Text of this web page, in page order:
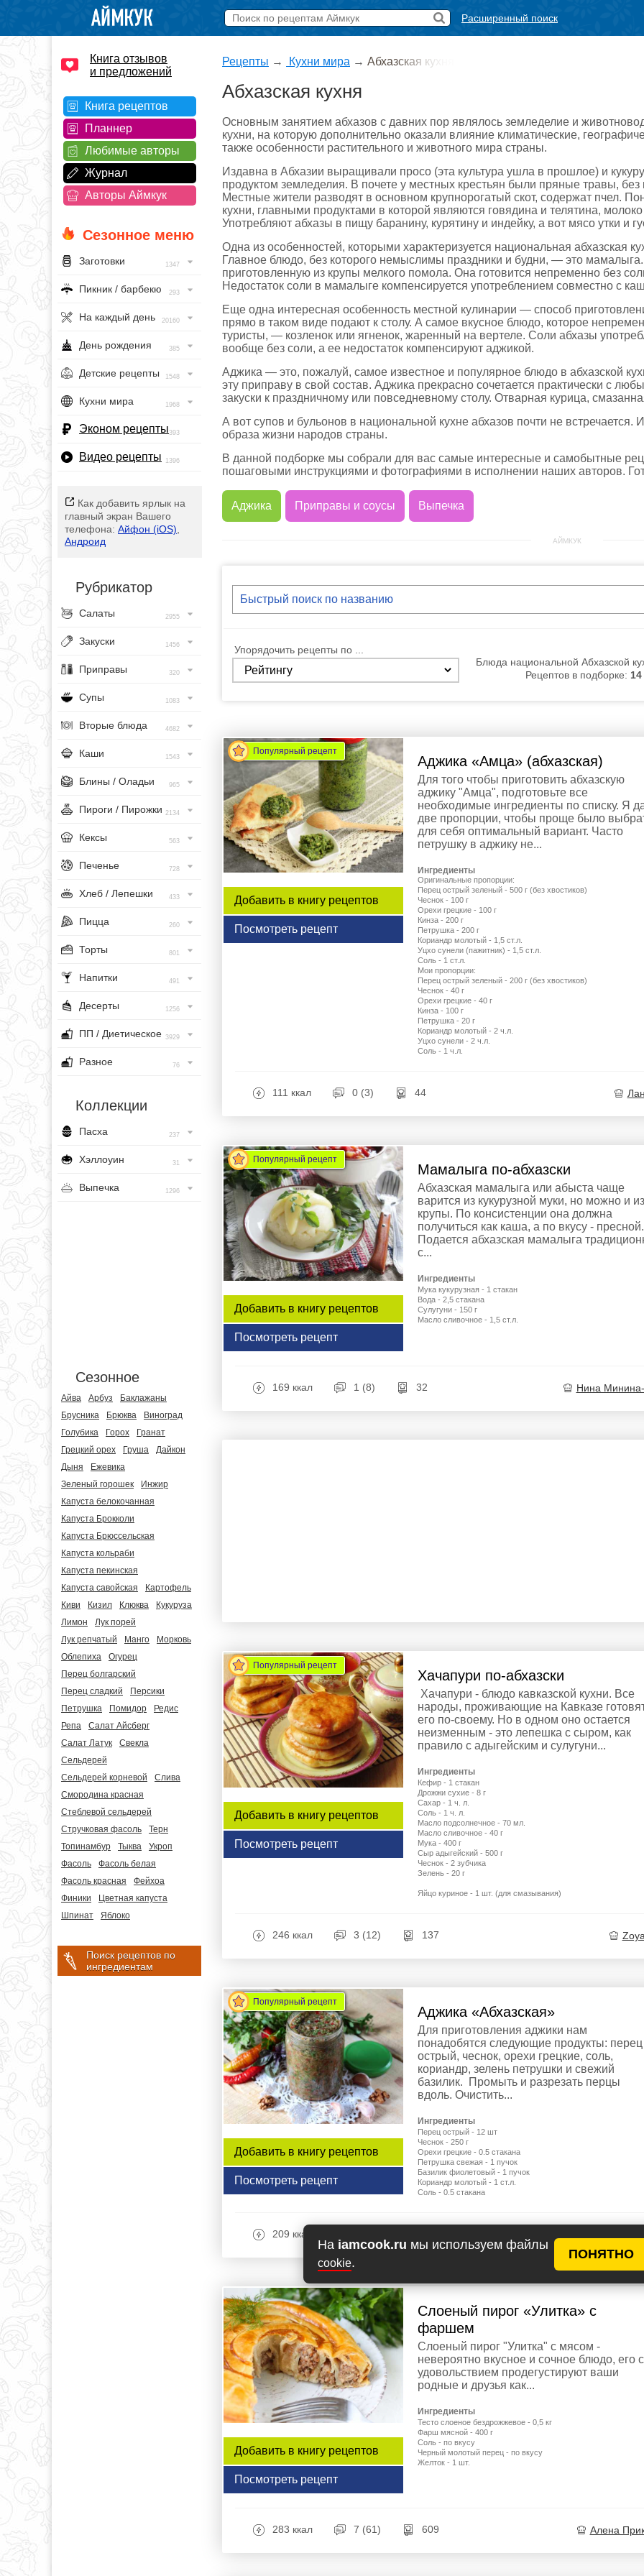
На iamcook.ru мы используем файлы
cookie.
ПОНЯТНО
Расширенный поиск
Книга отзывов
и предложений
Книга рецептов
Планнер
Любимые авторы
Журнал
Авторы Аймкук
Сезонное меню
Заготовки 1347
Пикник / барбекю 293
На каждый день 20160
День рождения 385
Детские рецепты 1548
Кухни мира 1968
Эконом рецепты393
Видео рецепты 1396
Как добавить ярлык на
главный экран Вашего
телефона: Айфон (iOS)
Андроид
Рубрикатор
Салаты 2955
Закуски 1456
Приправы 320
Супы 1083
Вторые блюда 4682
Каши 1543
Блины / Оладьи 965
Пироги / Пирожки 2134
Кексы 563
Печенье 728
Хлеб / Лепешки 433
Пицца 260
Торты 801
Напитки 491
Десерты 1256
ПП / Диетическое 3929
Разное 76
Коллекции
Пасха 237
Хэллоуин 31
Выпечка 1296
Сезонное
Айва Арбуз
Баклажаны
Брусника
Брюква
Виноград
Голубика
Горох
Гранат
Грецкий орех
Груша
Дайкон
Дыня
Ежевика
Зеленый горошек
Инжир
Капуста белокочанная
Капуста Брокколи
Капуста Брюссельская
Капуста кольраби
Капуста пекинская
Капуста савойская
Картофель
Киви
Кизил Клюква
Кукуруза
Лимон
Лук порей
Лук репчатый
Манго
Морковь
Облепиха
Огурец
Перец болгарский
Перец сладкий
Персики
Петрушка
Помидор
Редис
Репа
Салат Айсберг
Салат Латук
Свекла
Сельдерей
Сельдерей корневой
Слива
Смородина красная
Стеблевой сельдерей
Стручковая фасоль
Терн
Топинамбур
Тыква
Укроп
Фасоль
Фасоль белая
Фасоль красная
Фейхоа
Финики
Цветная капуста
Шпинат
Яблоко
Поиск рецептов по
ингредиентам
Рецепты → Кухни мира → Абхазская кухня
Абхазская кухня
Основным занятием абхазов с давних пор являлось земледелие и
кухни, на которую дополнительно оказали влияние климатические,
также особенности растительного и животного мира страны.
Издавна в Абхазии выращивали просо (эта культура ушла в прошлое) и
продуктом земледелия. В почете у местных крестьян были пряные травы, без
Местные жители разводят в основном крупнорогатый скот, содержат пчел.
кухни, главными продуктами в которой являются говядина и телятина,
Употребляют абхазы в пищу баранину, курятину и индейку, а вот мясо утки и
Одна из особенностей, которыми характеризуется национальная абхазская
Главное блюдо, без которого немыслимы праздники и будни, — это
приготовленную из крупы мелкого помола. Она готовится непременно без
Недостаток соли в мамалыге компенсируется употреблением совместно с
Еще одна интересная особенность местной кулинарии — способ
прямо в таком виде подают к столу. А самое вкусное блюдо, которое
туристы, — козленок или ягненок, жаренный на вертеле. Соли абхазы
вообще без соли, а ее недостаток компенсируют аджикой.
Аджика — это, пожалуй, самое известное и популярное блюдо в абхазской
эту приправу в свой состав. Аджика прекрасно сочетается практически с
закуски к праздничному или повседневному столу. Отварная курица,
А вот супов и бульонов в национальной кухне абхазов почти не встречается.
образа жизни народов страны.
В данной подборке мы собрали для вас самые интересные и самобытные
пошаговыми инструкциями и фотографиями в исполнении наших авторов.
Аджика Приправы и соусы Выпечка
АЙМКУК
Упорядочить рецепты по ...
Блюда национальной Абхазской
Рецептов в подборке: 14
Популярный рецепт
Добавить в книгу рецептов
Посмотреть рецепт
Аджика «Амца» (абхазская)
Для того чтобы приготовить абхазскую
аджику "Амца", подготовьте все
необходимые ингредиенты по списку. Я
две пропорции, чтобы проще было
для себя оптимальный вариант. Часто
петрушку в аджику не...
Ингредиенты
Оригинальные пропорции:
Перец острый зеленый - 500 г (без хвостиков)
Чеснок - 100 г
Орехи грецкие - 100 г
Кинза - 200 г
Петрушка - 200 г
Кориандр молотый - 1,5 ст.л.
Уцхо сунели (пажитник) - 1,5 ст.л.
Соль - 1 ст.л.
Мои пропорции:
Перец острый зеленый - 200 г (без хвостиков)
Чеснок - 40 г
Орехи грецкие - 40 г
Кинза - 100 г
Петрушка - 20 г
Кориандр молотый - 2 ч.л.
Уцхо сунели - 2 ч.л.
Соль - 1 ч.л.
111 ккал 0 (3) 44
Популярный рецепт
Добавить в книгу рецептов
Посмотреть рецепт
Мамалыга по-абхазски
Абхазская мамалыга или абыста чаще
варится из кукурузной муки, но можно и из
крупы. По консистенции она должна
получиться как каша, а по вкусу - пресной.
Подается абхазская мамалыга
с...
Ингредиенты
Мука кукурузная - 1 стакан
Вода - 2,5 стакана
Сулугуни - 150 г
Масло сливочное - 1,5 ст.л.
169 ккал 1 (8) 32 Нина
Популярный рецепт
Добавить в книгу рецептов
Посмотреть рецепт
Хачапури по-абхазски
Хачапури - блюдо кавказской кухни. Все
народы, проживающие на Кавказе
его по-своему. Но в одном оно остается
неизменным - это лепешка с сыром, как
правило с адыгейским и сулугуни...
Ингредиенты
Кефир - 1 стакан
Дрожжи сухие - 8 г
Сахар - 1 ч. л.
Соль - 1 ч. л.
Масло подсолнечное - 70 мл.
Масло сливочное - 40 г
Мука - 400 г
Сыр адыгейский - 500 г
Чеснок - 2 зубчика
Зелень - 20 г
Яйцо куриное - 1 шт. (для смазывания)
246 ккал 3 (12) 137
Популярный рецепт
Добавить в книгу рецептов
Посмотреть рецепт
Аджика «Абхазская»
Для приготовления аджики нам
понадобятся следующие продукты: перец
острый, чеснок, орехи грецкие, соль,
кориандр, зелень петрушки и свежий
базилик. Промыть и разрезать перцы
вдоль. Очистить...
Ингредиенты
Перец острый - 12 шт
Чеснок - 250 г
Орехи грецкие - 0.5 стакана
Петрушка свежая - 1 пучок
Базилик фиолетовый - 1 пучок
Кориандр молотый - 1 ст.л.
Соль - 0.5 стакана
209 ккал
Добавить в книгу рецептов
Посмотреть рецепт
Слоеный пирог «Улитка» с
фаршем
Слоеный пирог "Улитка" с мясом -
невероятно вкусное и сочное блюдо, его с
удовольствием продегустируют ваши
родные и друзья как...
Ингредиенты
Тесто слоеное бездрожжевое - 0,5 кг
Фарш мясной - 400 г
Соль - по вкусу
Черный молотый перец - по вкусу
Желток - 1 шт.
283 ккал 7 (61) 609 Алена